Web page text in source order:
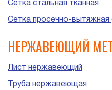
Сетка стальная тканная
Сетка просечно-
НЕРЖАВЕЮЩИЙ
Лист нержавеющий
Труба нержавеющая